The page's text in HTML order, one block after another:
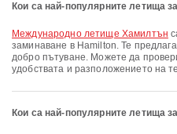
Кои са най-популярните летища
Международно летище Хамилтън
заминаване в Hamilton. Те
добро пътуване. Можете да
удобствата и разположението на
Кои са най-популярните летища